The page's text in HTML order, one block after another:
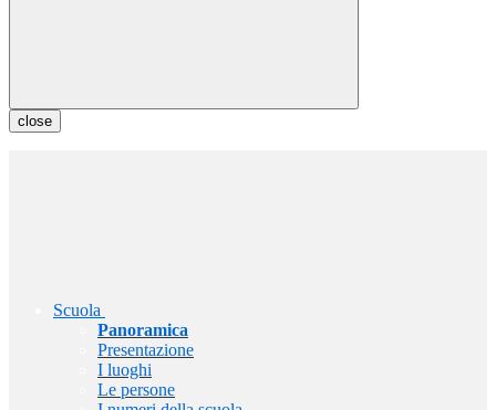
close
Scuola
Panoramica
Presentazione
I luoghi
Le persone